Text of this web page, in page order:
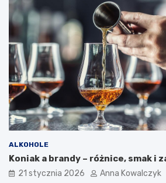
ALKOHOLE
Koniak a brandy – różnice, smak i
21 stycznia 2026 Anna Kowalczyk